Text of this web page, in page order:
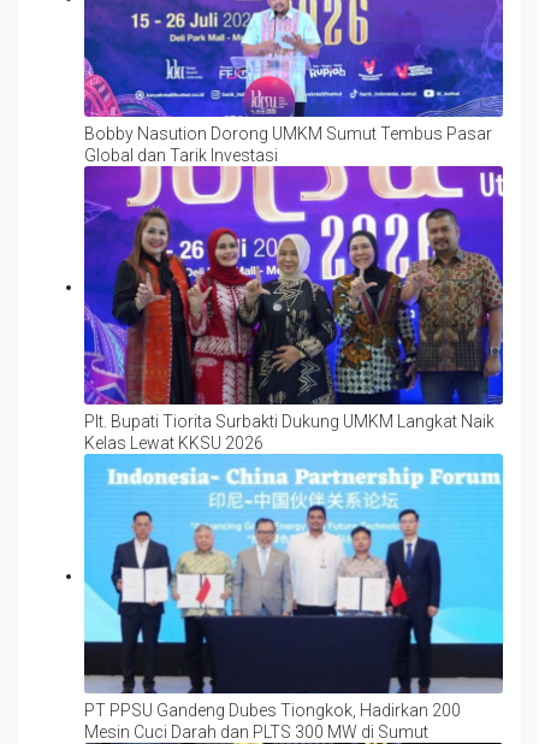
Bobby Nasution Dorong UMKM Sumut Tembus Pasar
Global dan Tarik Investasi
Plt. Bupati Tiorita Surbakti Dukung UMKM Langkat Naik
Kelas Lewat KKSU 2026
PT PPSU Gandeng Dubes Tiongkok, Hadirkan 200
Mesin Cuci Darah dan PLTS 300 MW di Sumut